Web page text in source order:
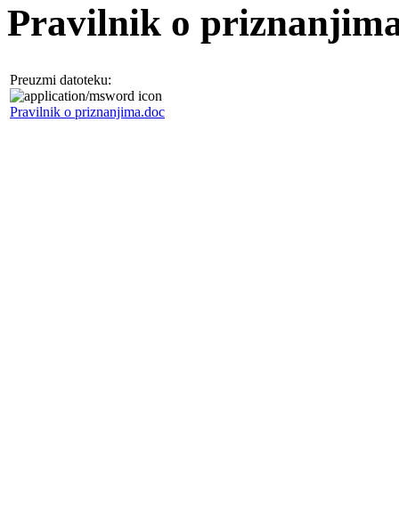
Pravilnik o
Preuzmi datoteku:
Pravilnik o priznanjima.doc